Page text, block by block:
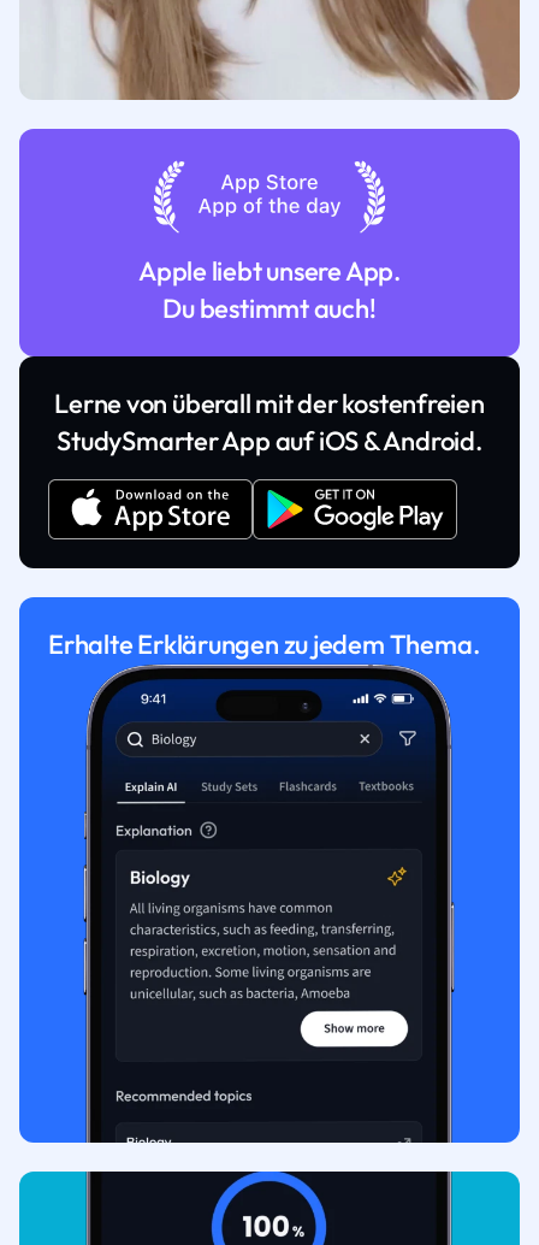
Apple liebt unsere App.
Du bestimmt auch!
Lerne von überall mit der kostenfreien
StudySmarter App auf iOS & Android.
Erhalte Erklärungen zu jedem Thema.